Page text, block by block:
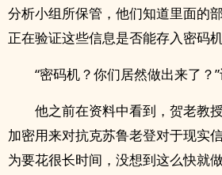
分析小组所保管，他们知道里面的
正在验证这些信息是否能存入密码
“密码机？你们居然做出来了？”
他之前在资料中看到，贺老教
加密用来对抗克苏鲁老登对于现实
为要花很长时间，没想到这么快就做